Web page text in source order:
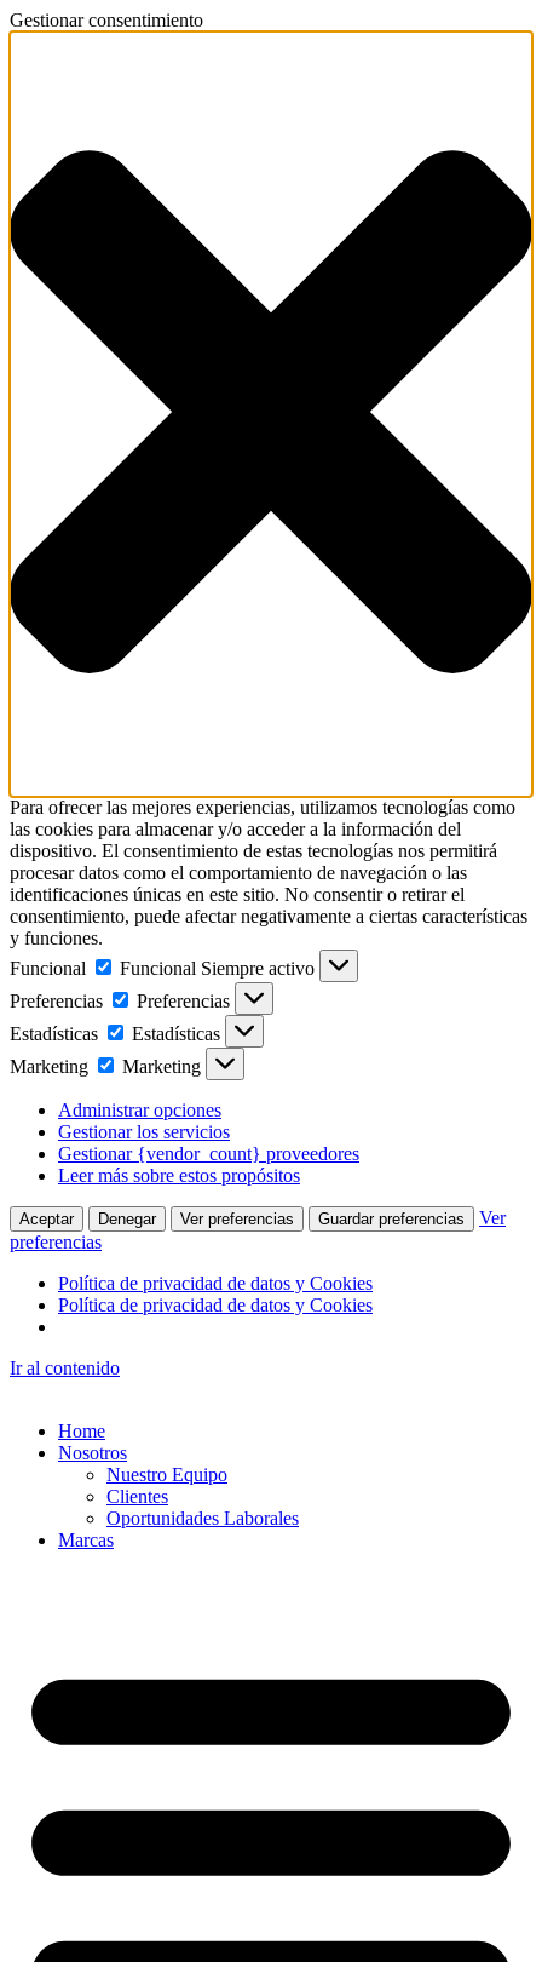
Gestionar consentimiento
Para ofrecer las mejores experiencias, utilizamos tecnologías como
las cookies para almacenar y/o acceder a la información del
dispositivo. El consentimiento de estas tecnologías nos permitirá
procesar datos como el comportamiento de navegación o las
identificaciones únicas en este sitio. No consentir o retirar el
consentimiento, puede afectar negativamente a ciertas características
y funciones.
Funcional
Funcional Siempre activo
Preferencias
Preferencias
Estadísticas
Estadísticas
Marketing
Marketing
Administrar opciones
Gestionar los servicios
Gestionar {vendor_count} proveedores
Leer más sobre estos propósitos
Aceptar Denegar Ver preferencias Guardar preferencias
Ver
preferencias
Política de privacidad de datos y Cookies
Política de privacidad de datos y Cookies
Ir al contenido
Home
Nosotros
Nuestro Equipo
Clientes
Oportunidades Laborales
Marcas